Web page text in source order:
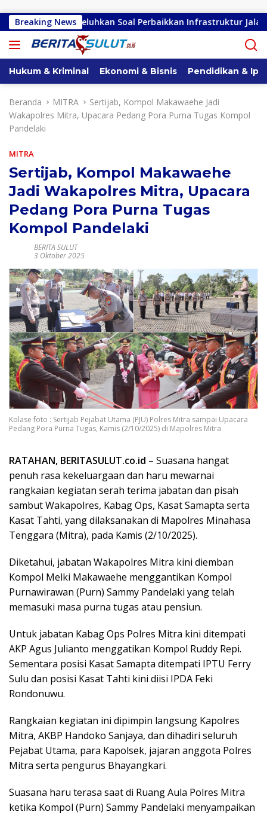
Breaking News
Keluhkan Soal Perbaikkan Infrastruktur Jalan
Hukum & Kriminal Ekonomi & Bisnis Pendidikan &
Beranda MITRA
Sertijab, Kompol Makawaehe Jadi
Wakapolres Mitra, Upacara Pedang Pora Purna Tugas Kompol
Pandelaki
MITRA
Sertijab, Kompol Makawaehe
Jadi Wakapolres Mitra, Upacara
Pedang Pora Purna Tugas
Kompol Pandelaki
BERITA SULUT
3 Oktober 2025
Kolase foto : Sertijab Pejabat Utama (PJU) Polres Mitra sampai Upacara
Pedang Pora Purna Tugas, Kamis (2/10/2025) di Mapolres Mitra
RATAHAN, BERITASULUT.co.id – Suasana hangat
penuh rasa kekeluargaan dan haru mewarnai
rangkaian kegiatan serah terima jabatan dan pisah
sambut Wakapolres, Kabag Ops, Kasat Samapta serta
Kasat Tahti, yang dilaksanakan di Mapolres Minahasa
Tenggara (Mitra), pada Kamis (2/10/2025).
Diketahui, jabatan Wakapolres Mitra kini diemban
Kompol Melki Makawaehe menggantikan Kompol
Purnawirawan (Purn) Sammy Pandelaki yang telah
memasuki masa purna tugas atau pensiun.
Untuk jabatan Kabag Ops Polres Mitra kini ditempati
AKP Agus Julianto menggatikan Kompol Ruddy Repi.
Sementara posisi Kasat Samapta ditempati IPTU Ferry
Sulu dan posisi Kasat Tahti kini diisi IPDA Feki
Rondonuwu.
Rangkaian kegiatan ini dipimpin langsung Kapolres
Mitra, AKBP Handoko Sanjaya, dan dihadiri seluruh
Pejabat Utama, para Kapolsek, jajaran anggota Polres
Mitra serta pengurus Bhayangkari.
Suasana haru terasa saat di Ruang Aula Polres Mitra
ketika Kompol (Purn) Sammy Pandelaki menyampaikan